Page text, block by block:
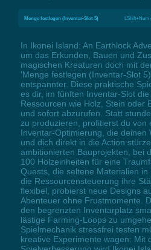
Menge festlegen (Inventar-Slot 5) LShift+Num
In Ikonei Island: An Earthlock
um das Erkunden, Bauen und
magischen Kreaturen doch mit
'Menge festlegen (Inventar-Slot
entspannter. Diese praktische
es dir, im fünften Inventar-Slot
Ressourcen wie Holz, Stein oder
und sofort abzurufen. Statt
zu produzieren, profitierst du von
Inventar-Optimierung, die deinen
und dich direkt in die Action
ambitionierten Bauprojekten, bei
100 Holzeinheiten für eine
Quests, die seltene Materialien
die Ressourcensteuerung ihre
flexibel, probierst neue Designs
Abenteuer ohne Frustmomente.
den begrenzten Inventarplatz
lästige Farming-Loops zu
Spielmechanik stressfrei testen
kreative Experimente wagen: Mit